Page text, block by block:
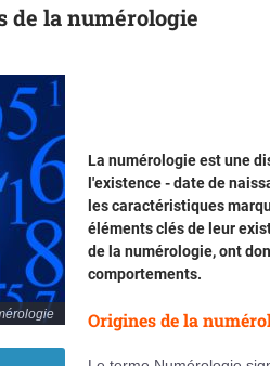
de la numérologie
La numérologie est une
l'existence - date de
les caractéristiques
éléments clés de leur
de la numérologie, ont
comportements.
Origines de la